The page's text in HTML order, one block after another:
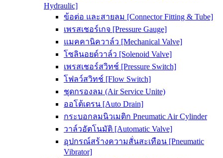
Hydraulic]
ข้อต่อ และสายลม [Connector Fitting & Tube]
เพรสเชอร์เกจ [Pressure Gauge]
แมคคานิควาล์ว [Mechanical Valve]
โซลินอยด์วาล์ว [Solenoid Valve]
เพรสเชอร์สวิทช์ [Pressure Switch]
โฟลว์สวิทช์ [Flow Switch]
ชุดกรองลม (Air Service Unite)
ออโต้เดรน [Auto Drain]
กระบอกลมนิวเมติก Pneumatic Air Cylinder
วาล์วอัตโนมัติ [Automatic Valve]
อุปกรณ์สร้างความสั่นสะเทือน [Pneumatic
Vibrator]